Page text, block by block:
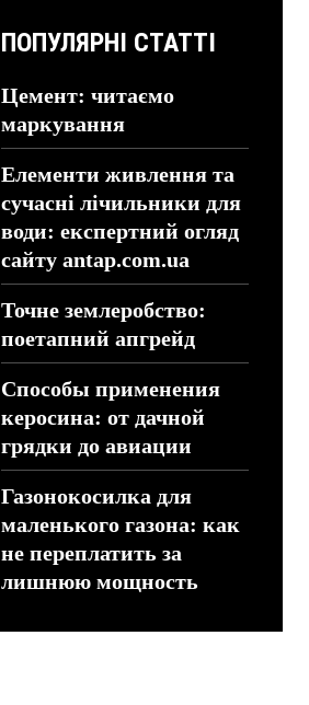
ПОПУЛЯРНІ СТАТТІ
Цемент: читаємо
маркування
Елементи живлення та
сучасні лічильники для
води: експертний огляд
сайту antap.com.ua
Точне землеробство:
поетапний апгрейд
Способы применения
керосина: от дачной
грядки до авиации
Газонокосилка для
маленького газона: как
не переплатить за
лишнюю мощность